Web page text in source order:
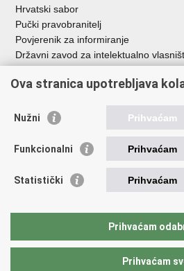
Hrvatski sabor
Pučki pravobranitelj
Povjerenik za informiranje
Državni zavod za intelektualno
HAKOM
Ostale poveznice
Hrvatski audiovizualni centar
Creative Europe
EU National Institutes for Culture
Međunarodni centar za podvodnu
Ova stranica upotrebljava
Nužni Prihvaćam
Funkcionalni Prihvaćam
Statistički Prihvaćam
Prihvaćam
Prihvaćam